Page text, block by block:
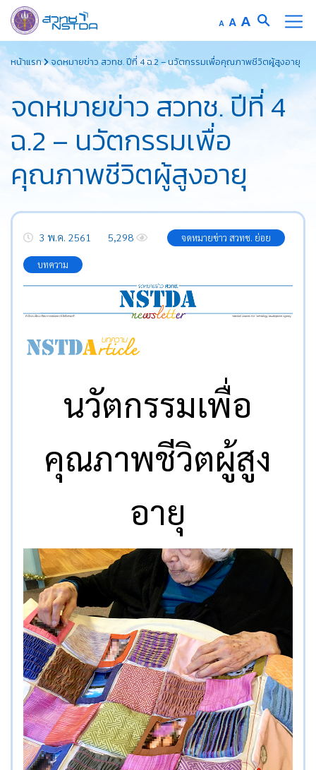
to
content
A Decrease
font
size.
AReset
font
size.
A Increase
font
size.
หน้าแรก จดหมายข่าว สวทช. ปีที่ 4 ฉ.2 – นวัตกรรมเพื่อคุณภาพชีวิตผู้สูงอายุ
จดหมายข่าว สวทช. ปีที่ 4
ฉ.2 – นวัตกรรมเพื่อ
คุณภาพชีวิตผู้สูงอายุ
3 พ.ค. 2561 5,298 จดหมายข่าว สวทช. ย่อย
บทความ
นวัตกรรมเพื่อ
คุณภาพชีวิตผู้สูง
อายุ